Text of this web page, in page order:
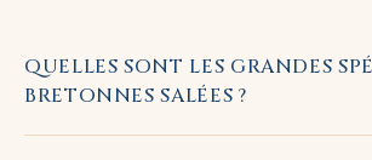
QUELLES SONT LES GRANDES
BRETONNES SALÉES ?